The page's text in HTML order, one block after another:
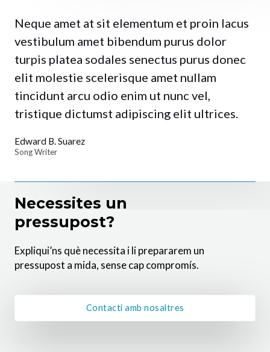
Neque amet at sit elementum et proin lacus
vestibulum amet bibendum purus dolor
turpis platea sodales senectus purus donec
elit molestie scelerisque amet nullam
tincidunt arcu odio enim ut nunc vel,
tristique dictumst adipiscing elit ultrices.
Edward B. Suarez
Song Writer
Necessites un
pressupost?
Expliqui’ns què necessita i li prepararem un
pressupost a mida, sense cap compromís.
Contacti amb nosaltres